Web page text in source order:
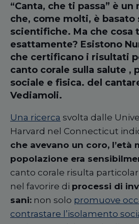
“Canta, che ti passa” è
che, come molti, è basato
scientifiche. Ma che cosa
esattamente? Esistono
che certificano i risultati
canto corale sulla salute ,
sociale e fisica. del
Vediamoli.
Una ricerca svolta dalle
Harvard nel Connecticut
che avevano un coro, l’età
popolazione era
canto corale risulta
nel favorire di processi di
sani: non solo promuove
contrastare l’isolamento